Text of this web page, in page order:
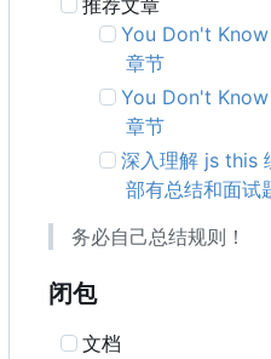
推荐文章
You Don't
章节
You Don't
章节
深入理解 js this
部有总结和面试
务必自己总结规则！
闭包
文档